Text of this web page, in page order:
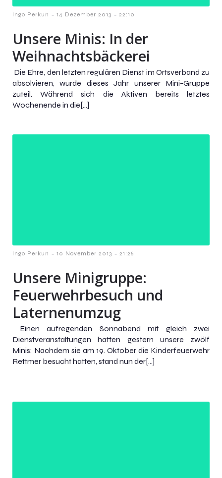
Ingo Perkun - 14 Dezember 2013 - 22:10
Unsere Minis: In der
Weihnachtsbäckerei
Die Ehre, den letzten regulären Dienst im Ortsverband zu
absolvieren, wurde dieses Jahr unserer Mini-Gruppe
zuteil. Während sich die Aktiven bereits letztes
Wochenende in die[…]
Ingo Perkun - 10 November 2013 - 21:26
Unsere Minigruppe:
Feuerwehrbesuch und
Laternenumzug
Einen aufregenden Sonnabend mit gleich zwei
Dienstveranstaltungen hatten gestern unsere zwölf
Minis: Nachdem sie am 19. Oktober die Kinderfeuerwehr
Rettmer besucht hatten, stand nun der[…]